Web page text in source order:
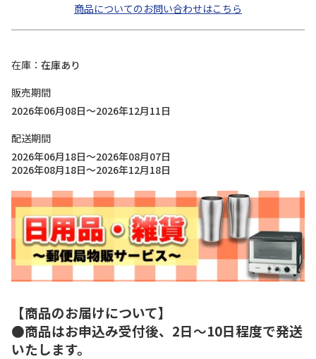
商品についてのお問い合わせはこちら
在庫
在庫あり
販売期間
2026年06月08日～2026年12月11日
配送期間
2026年06月18日～2026年08月07日
2026年08月18日～2026年12月18日
【商品のお届けについて】
●商品はお申込み受付後、2日～10日程度で発送
いたします。